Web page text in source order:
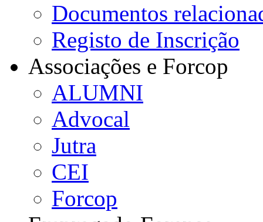
Documentos
Registo de Inscrição
Associações e Forcop
ALUMNI
Advocal
Jutra
CEI
Forcop